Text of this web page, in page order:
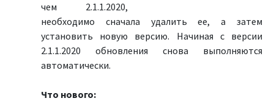
чем 2.1.1.2020,
необходимо сначала удалить ее, а затем
установить новую версию. Начиная с версии
2.1.1.2020 обновления снова выполняются
автоматически.
Что нового: